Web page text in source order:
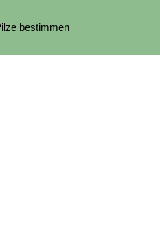
bestimmen